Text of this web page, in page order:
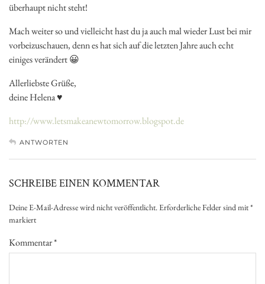
überhaupt nicht steht!
Mach weiter so und vielleicht hast du ja auch mal wieder Lust bei mir
vorbeizuschauen, denn es hat sich auf die letzten Jahre auch echt
einiges verändert 😀
Allerliebste Grüße,
deine Helena ♥
http://www.letsmakeanewtomorrow.blogspot.de
ANTWORTEN
SCHREIBE EINEN KOMMENTAR
Deine E-Mail-Adresse wird nicht veröffentlicht.Erforderliche Felder sind mit*
markiert
Kommentar*